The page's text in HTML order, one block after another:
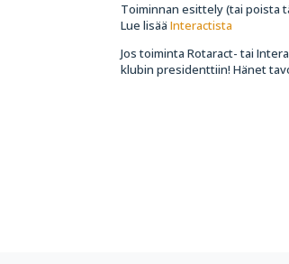
Toiminnan esittely (tai poista
Lue lisääInteractista
Jos toiminta Rotaract- tai
klubin presidenttiin! Hänet